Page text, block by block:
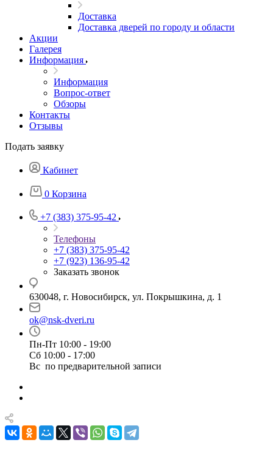
Доставка
Доставка дверей по городу и области
Акции
Галерея
Информация
Информация
Вопрос-ответ
Обзоры
Контакты
Отзывы
Подать заявку
Кабинет
0 Корзина
+7 (383) 375-95-42
Телефоны
+7 (383) 375-95-42
+7 (923) 136-95-42
Заказать звонок
630048, г. Новосибирск, ул. Покрышкина, д. 1
ok@nsk-dveri.ru
Пн-Пт 10:00 - 19:00
Сб 10:00 - 17:00
Вс по предварительной записи